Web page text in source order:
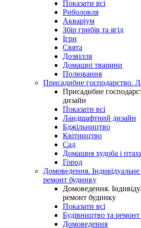
Показати всі
Риболовля
Акваріум
Збір грибів та ягід
Ігри
Свята
Дозвілля
Домашні тварини
Полювання
Присадибне господарство.
Присадибне
дизайн
Показати всі
Ландшафтний дизайн
Бджільництво
Квітництво
Сад
Домашня худоба і
Город
Домоведення. Індивідуальне
ремонт будинку
Домоведення.
ремонт будинку
Показати всі
Будівництво та
Домоведення